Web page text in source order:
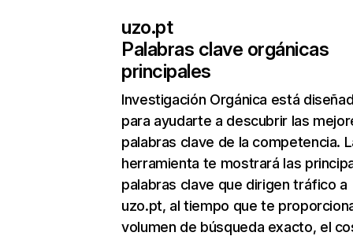
uzo.pt
Palabras clave orgánicas
principales
Investigación Orgánica está
para ayudarte a descubrir las
palabras clave de la competencia.
herramienta te mostrará las
palabras clave que dirigen tráfico a
uzo.pt, al tiempo que te
volumen de búsqueda exacto, el